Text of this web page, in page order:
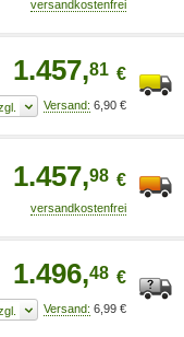
1.457,81 €
6,90 €
1.457,98 €
1.496,48 €
6,99 €